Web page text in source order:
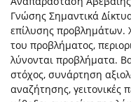
Γνώσης Σημαντικά
επίλυσης προβλημάτων.
του προβλήματος,
λύνονται προβλήματα.
στόχος, συνάρτηση
αναζήτησης, γειτονικές